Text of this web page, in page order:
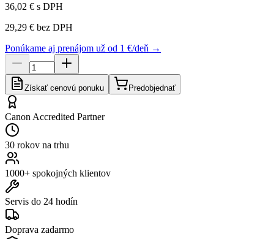
36,02 € s DPH
29,29 € bez DPH
Ponúkame aj prenájom už od 1 €/deň →
Získať cenovú ponuku Predobjednať
Canon Accredited Partner
30 rokov na trhu
1000+ spokojných klientov
Servis do 24 hodín
Doprava zadarmo